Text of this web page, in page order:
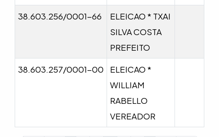
38.603.256/0001-66
ELEICAO * TXAI
SILVA COSTA
PREFEITO
38.603.257/0001-00
ELEICAO *
WILLIAM
RABELLO
VEREADOR